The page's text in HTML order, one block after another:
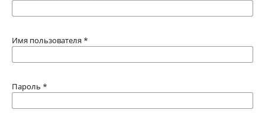
Имя пользователя *
Пароль *